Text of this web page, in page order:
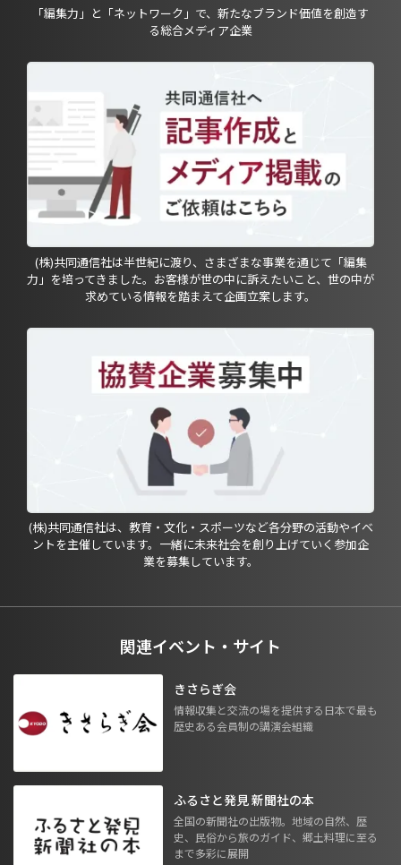
「編集力」と「ネットワーク」で、新たなブランド価値を創造す
る総合メディア企業
(株)共同通信社は半世紀に渡り、さまざまな事業を通じて「編集
力」を培ってきました。お客様が世の中に訴えたいこと、世の中が
求めている情報を踏まえて企画立案します。
(株)共同通信社は、教育・文化・スポーツなど各分野の活動やイベ
ントを主催しています。一緒に未来社会を創り上げていく参加企
業を募集しています。
関連イベント・サイト
きさらぎ会
情報収集と交流の場を提供する日本で最も
歴史ある会員制の講演会組織
ふるさと発見 新聞社の本
全国の新聞社の出版物。地域の自然、歴
史、民俗から旅のガイド、郷土料理に至る
まで多彩に展開